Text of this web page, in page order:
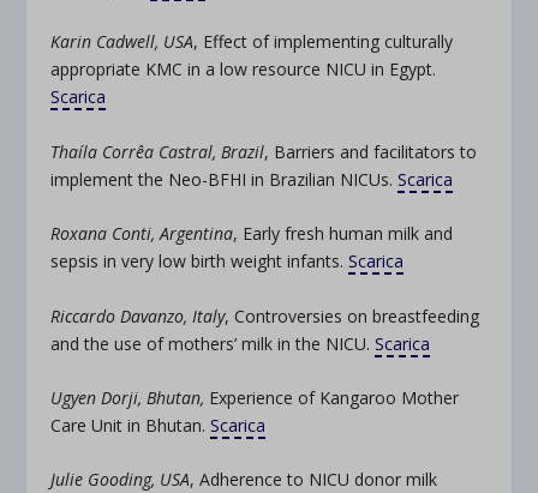
Karin Cadwell, USA, Effect of implementing culturally
appropriate KMC in a low resource NICU in Egypt.
Scarica
Thaíla Corrêa Castral, Brazil, Barriers and facilitators to
implement the Neo-BFHI in Brazilian NICUs.Scarica
Roxana Conti, Argentina, Early fresh human milk and
sepsis in very low birth weight infants.Scarica
Riccardo Davanzo, Italy, Controversies on breastfeeding
and the use of mothers’ milk in the NICU.Scarica
Ugyen Dorji, Bhutan, Experience of Kangaroo Mother
Care Unit in Bhutan.Scarica
Julie Gooding, USA, Adherence to NICU donor milk